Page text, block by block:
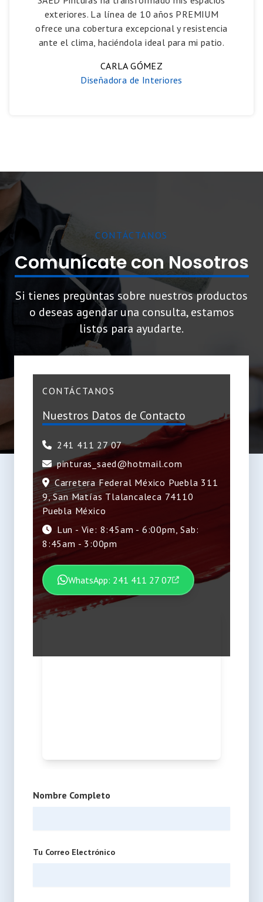
exteriores. La línea de 10 años PREMIUM
ofrece una cobertura excepcional y resistencia
ante el clima, haciéndola ideal para mi patio.
CARLA GÓMEZ
Diseñadora de Interiores
CONTÁCTANOS
Comunícate con Nosotros
Si tienes preguntas sobre nuestros productos
o deseas agendar una consulta, estamos
listos para ayudarte.
CONTÁCTANOS
Nuestros Datos de Contacto
241 411 27 07
pinturas_saed@hotmail.com
Carretera Federal México Puebla 311
9, San Matías Tlalancaleca 74110
Puebla México
Lun - Vie: 8:45am - 6:00pm, Sab:
8:45am - 3:00pm
WhatsApp: 241 411 27 07
Nombre Completo
Tu Correo Electrónico